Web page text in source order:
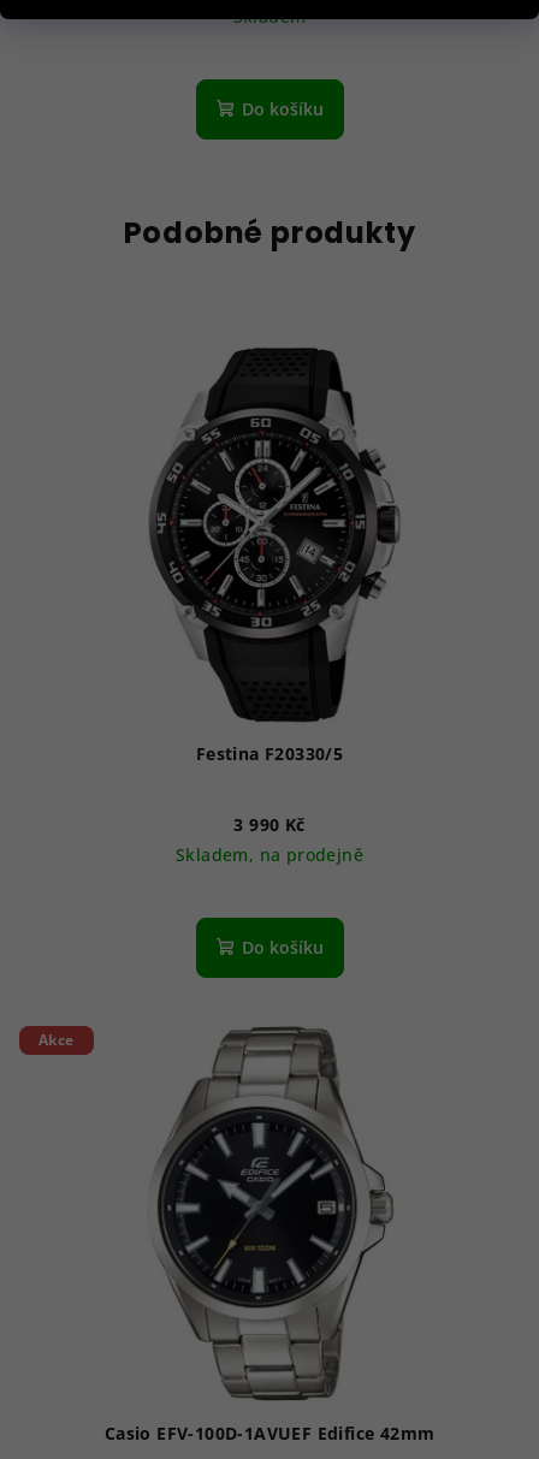
Skladem
Do košíku
Podobné produkty
Festina F20330/5
3 990 Kč
Skladem, na prodejně
hodnocení
produktu
5
hvězdiček.
Do košíku
Akce
Casio EFV-100D-1AVUEF Edifice 42mm